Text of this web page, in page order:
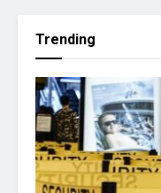
Trending